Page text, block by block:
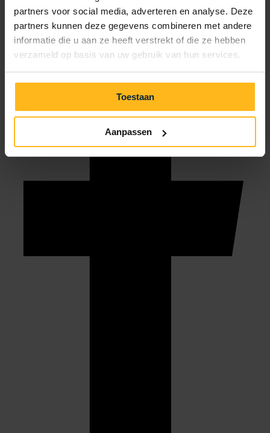
partners voor social media, adverteren en analyse. Deze
partners kunnen deze gegevens combineren met andere
informatie die u aan ze heeft verstrekt of die ze hebben
verzameld op basis van uw gebruik van hun services.
Toestaan
Aanpassen
info@julianahoeve.nl